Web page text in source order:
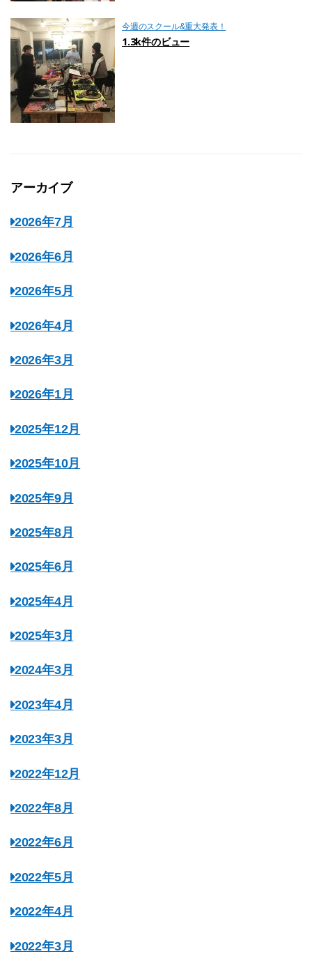
今週のスクール&重大発表！
1.3k件のビュー
アーカイブ
2026年7月
2026年6月
2026年5月
2026年4月
2026年3月
2026年1月
2025年12月
2025年10月
2025年9月
2025年8月
2025年6月
2025年4月
2025年3月
2024年3月
2023年4月
2023年3月
2022年12月
2022年8月
2022年6月
2022年5月
2022年4月
2022年3月